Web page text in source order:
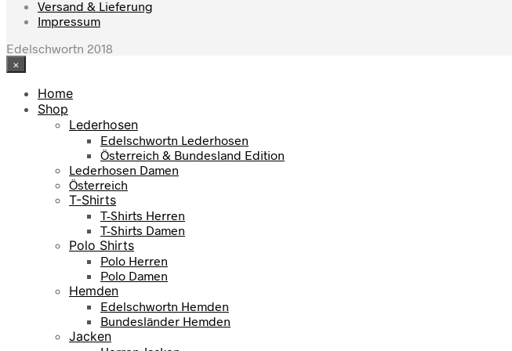
Versand & Lieferung
Impressum
Edelschwortn 2018
×
Home
Shop
Lederhosen
Edelschwortn Lederhosen
Österreich & Bundesland Edition
Lederhosen Damen
Österreich
T-Shirts
T-Shirts Herren
T-Shirts Damen
Polo Shirts
Polo Herren
Polo Damen
Hemden
Edelschwortn Hemden
Bundesländer Hemden
Jacken